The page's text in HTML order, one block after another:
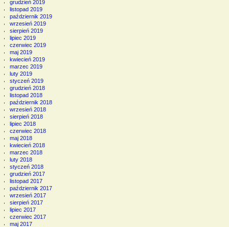
grudzień 2019
listopad 2019
październik 2019
wrzesień 2019
sierpień 2019
lipiec 2019
czerwiec 2019
maj 2019
kwiecień 2019
marzec 2019
luty 2019
styczeń 2019
grudzień 2018
listopad 2018
październik 2018
wrzesień 2018
sierpień 2018
lipiec 2018
czerwiec 2018
maj 2018
kwiecień 2018
marzec 2018
luty 2018
styczeń 2018
grudzień 2017
listopad 2017
październik 2017
wrzesień 2017
sierpień 2017
lipiec 2017
czerwiec 2017
maj 2017